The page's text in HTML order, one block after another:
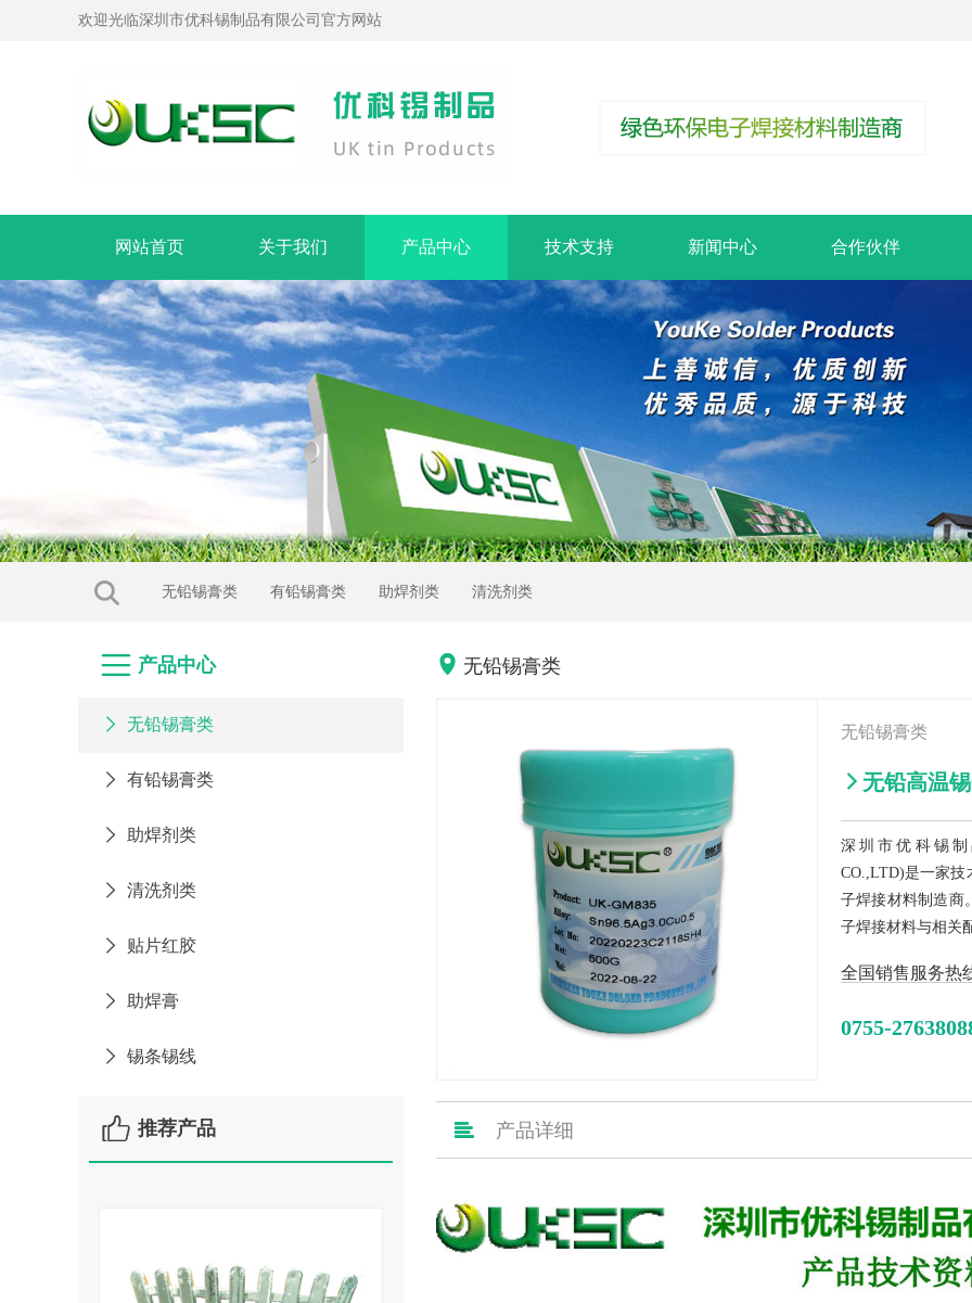
欢迎光临深圳市优科锡制品有限公司官方网站
网站首页 关于我们 产品中心 技术支持 新闻中心 合作伙伴
无铅锡膏类 有铅锡膏类 助焊剂类 清洗剂类
 产品中心
 无铅锡膏类
 有铅锡膏类
 助焊剂类
 清洗剂类
 贴片红胶
 助焊膏
 锡条锡线
 推荐产品
 无铅锡膏类
无铅锡膏类
 无铅高温
深圳市优科锡制
CO.,LTD)是一家
子焊接材料制造商
子焊接材料与相关
全国销售服务热
0755-
 产品详细